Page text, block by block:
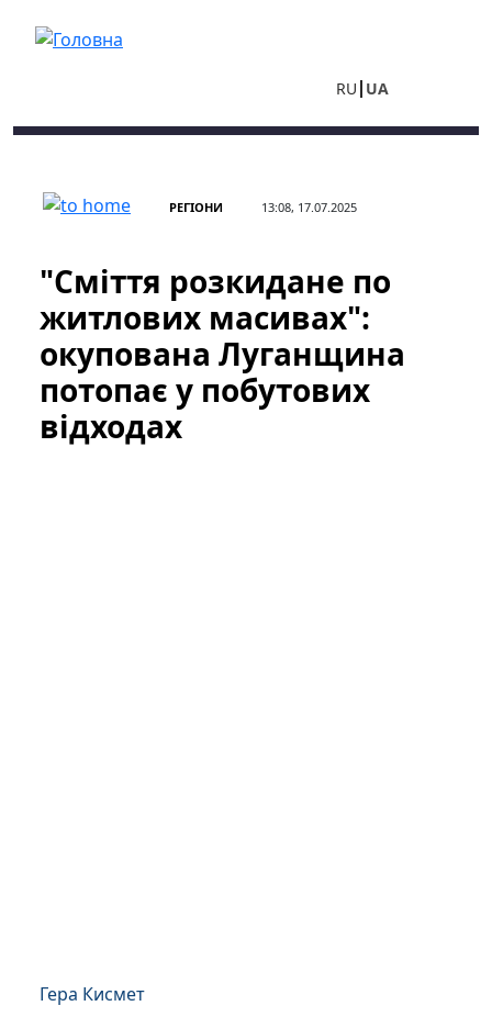
RU UA
РЕГІОНИ 13:08, 17.07.2025
"Сміття розкидане по
житлових масивах":
окупована Луганщина
потопає у побутових
відходах
Гера Кисмет